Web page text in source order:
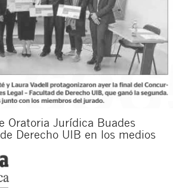
Oratoria Jurídica Buades
Derecho UIB en los medios